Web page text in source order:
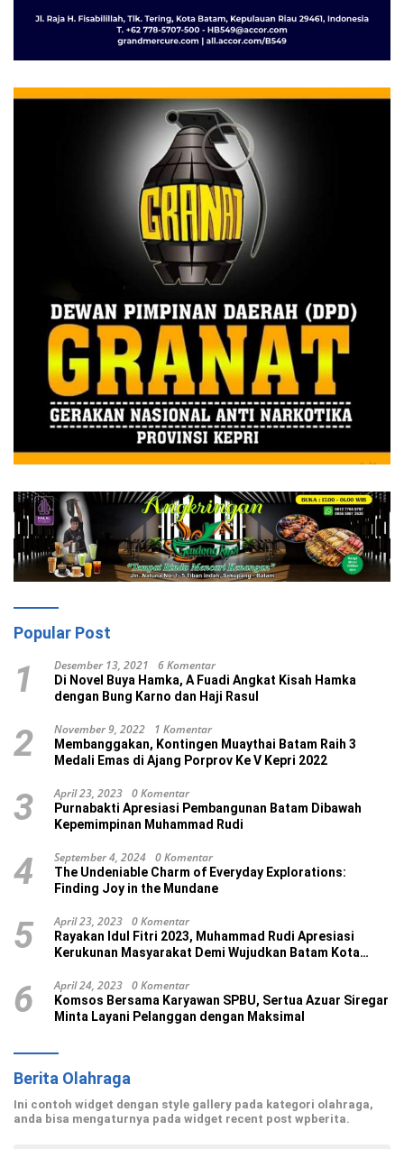
Popular Post
1 Desember 13, 2021 6 Komentar
Di Novel Buya Hamka, A Fuadi Angkat Kisah Hamka
dengan Bung Karno dan Haji Rasul
2 November 9, 2022 1 Komentar
Membanggakan, Kontingen Muaythai Batam Raih 3
Medali Emas di Ajang Porprov Ke V Kepri 2022
3 April 23, 2023 0 Komentar
Purnabakti Apresiasi Pembangunan Batam Dibawah
Kepemimpinan Muhammad Rudi
4 September 4, 2024 0 Komentar
The Undeniable Charm of Everyday Explorations:
Finding Joy in the Mundane
5 April 23, 2023 0 Komentar
Rayakan Idul Fitri 2023, Muhammad Rudi Apresiasi
Kerukunan Masyarakat Demi Wujudkan Batam Kota
6 April 24, 2023 0 Komentar
Komsos Bersama Karyawan SPBU, Sertua Azuar Siregar
Minta Layani Pelanggan dengan Maksimal
Berita Olahraga
Ini contoh widget dengan style gallery pada kategori olahraga,
anda bisa mengaturnya pada widget recent post wpberita.